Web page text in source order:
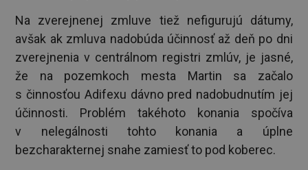
Na zverejnenej zmluve tiež nefigurujú dátumy,
avšak ak zmluva nadobúda účinnosť až deň po dni
zverejnenia v centrálnom registri zmlúv, je jasné,
že na pozemkoch mesta Martin sa začalo
s činnosťou Adifexu dávno pred nadobudnutím jej
účinnosti. Problém takéhoto konania spočíva
v nelegálnosti tohto konania a úplne
bezcharakternej snahe zamiesť to pod koberec.